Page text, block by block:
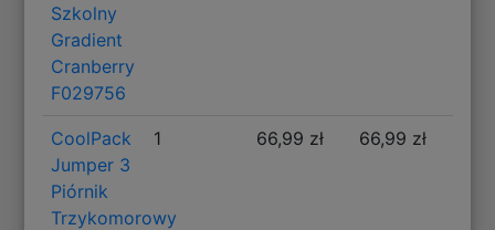
Szkolny
Gradient
Cranberry
F029756
CoolPack
Jumper 3
Piórnik
Trzykomorowy
1 66,99 zł 66,99 zł